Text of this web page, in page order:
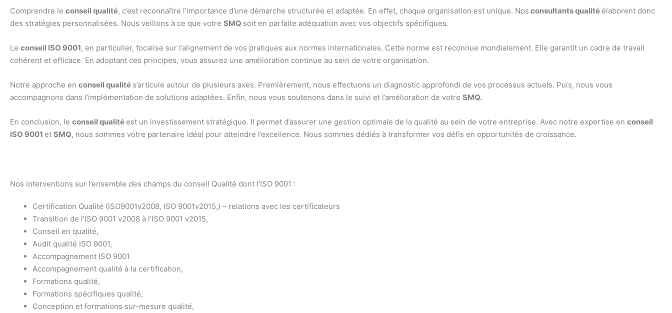
Comprendre le conseil qualité, c’est reconnaître l’importance d’une démarche structurée et adaptée. En effet, chaque organisation est unique. Nos consultants qualité élaborent donc
des stratégies personnalisées. Nous veillons à ce que votre SMQ soit en parfaite adéquation avec vos objectifs spécifiques.
Le conseil ISO 9001, en particulier, focalise sur l’alignement de vos pratiques aux normes internationales. Cette norme est reconnue mondialement. Elle garantit un cadre de travail
cohérent et efficace. En adoptant ces principes, vous assurez une amélioration continue au sein de votre organisation.
Notre approche en conseil qualité s’articule autour de plusieurs axes. Premièrement, nous effectuons un diagnostic approfondi de vos processus actuels. Puis, nous vous
accompagnons dans l’implémentation de solutions adaptées. Enfin, nous vous soutenons dans le suivi et l’amélioration de votre SMQ.
En conclusion, le conseil qualité est un investissement stratégique. Il permet d’assurer une gestion optimale de la qualité au sein de votre entreprise. Avec notre expertise en conseil
ISO 9001 et SMQ, nous sommes votre partenaire idéal pour atteindre l’excellence. Nous sommes dédiés à transformer vos défis en opportunités de croissance.
Nos interventions sur l’ensemble des champs du conseil Qualité dont l’ISO 9001 :
Certification Qualité (ISO9001v2008, ISO 9001v2015,) – relations avec les certificateurs
Transition de l’ISO 9001 v2008 à l’ISO 9001 v2015,
Conseil en qualité,
Audit qualité ISO 9001,
Accompagnement ISO 9001
Accompagnement qualité à la certification,
Formations qualité,
Formations spécifiques qualité,
Conception et formations sur-mesure qualité,